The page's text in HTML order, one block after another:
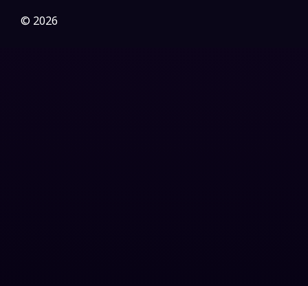
Gothic
© 2026